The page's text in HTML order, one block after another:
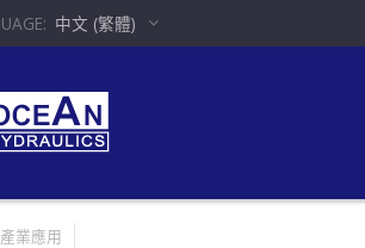
中文 (繁體)
產業應用